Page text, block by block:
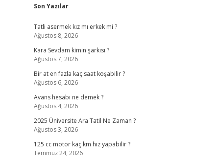
Sidebar
Son Yazılar
Tatli asermek kız mı erkek mi ?
Ağustos 8, 2026
Kara Sevdam kimin şarkısı ?
Ağustos 7, 2026
Bir at en fazla kaç saat koşabilir ?
Ağustos 6, 2026
Avans hesabı ne demek ?
Ağustos 4, 2026
2025 Üniversite Ara Tatil Ne Zaman ?
Ağustos 3, 2026
125 cc motor kaç km hız yapabilir ?
Temmuz 24, 2026